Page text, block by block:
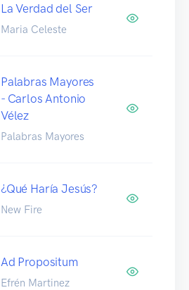
La Verdad del Ser
Maria Celeste
Palabras Mayores
- Carlos Antonio
Vélez
Palabras Mayores
¿Qué Haría Jesús?
New Fire
Ad Propositum
Efrén Martinez